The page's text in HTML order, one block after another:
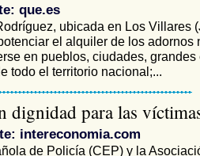
que.es
ubicada en Los Villares
el alquiler de los adornos
en pueblos, ciudades, grandes
todo el territorio nacional;...
dignidad para las
intereconomia.com
de Policía (CEP) y la